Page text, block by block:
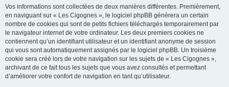
Vos informations sont collectées de deux manières différentes. Premièrement,
en naviguant sur « Les Cigognes », le logiciel phpBB génèrera un certain
nombre de cookies qui sont de petits fichiers téléchargés temporairement par
le navigateur internet de votre ordinateur. Les deux premiers cookies ne
contiennent qu’un identifiant utilisateur et un identifiant anonyme de session
qui vous sont automatiquement assignés par le logiciel phpBB. Un troisième
cookie sera créé lors de votre navigation sur les sujets de « Les Cigognes »,
archivant de ce fait tous les sujets que vous avez consultés et permettant
d’améliorer votre confort de navigation en tant qu’utilisateur.